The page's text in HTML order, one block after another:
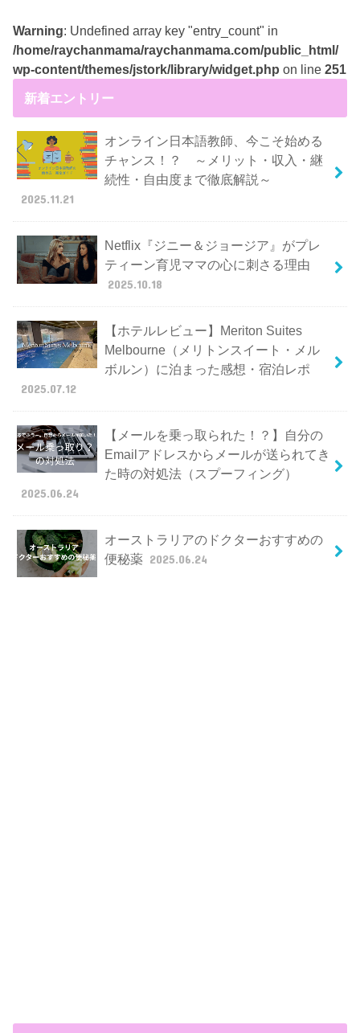
Warning: Undefined array key "entry_count" in
/home/raychanmama/raychanmama.com/public_html/
wp-content/themes/jstork/library/widget.php on line251
新着エントリー
オンライン日本語教師、今こそ始める
チャンス！？ ～メリット・収入・継
続性・自由度まで徹底解説～
2025.11.21
Netflix『ジニー＆ジョージア』がプレ
ティーン育児ママの心に刺さる理由
2025.10.18
【ホテルレビュー】Meriton Suites
Melbourne（メリトンスイート・メル
ボルン）に泊まった感想・宿泊レポ
2025.07.12
【メールを乗っ取られた！？】自分の
Emailアドレスからメールが送られてき
た時の対処法（スプーフィング）
2025.06.24
オーストラリアのドクターおすすめの
便秘薬 2025.06.24